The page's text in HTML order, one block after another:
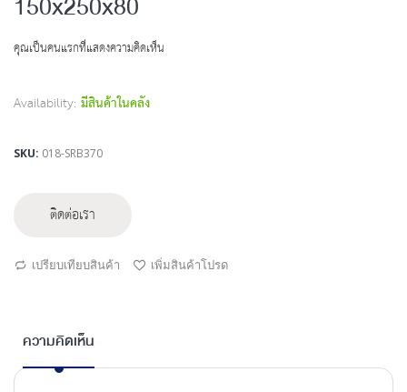
150x250x80
คุณเป็นคนแรกที่แสดงความคิดเห็น
Availability: มีสินค้าในคลัง
SKU 018-SRB370
ติดต่อเรา
เปรียบเทียบสินค้า เพิ่มสินค้าโปรด
ความคิดเห็น